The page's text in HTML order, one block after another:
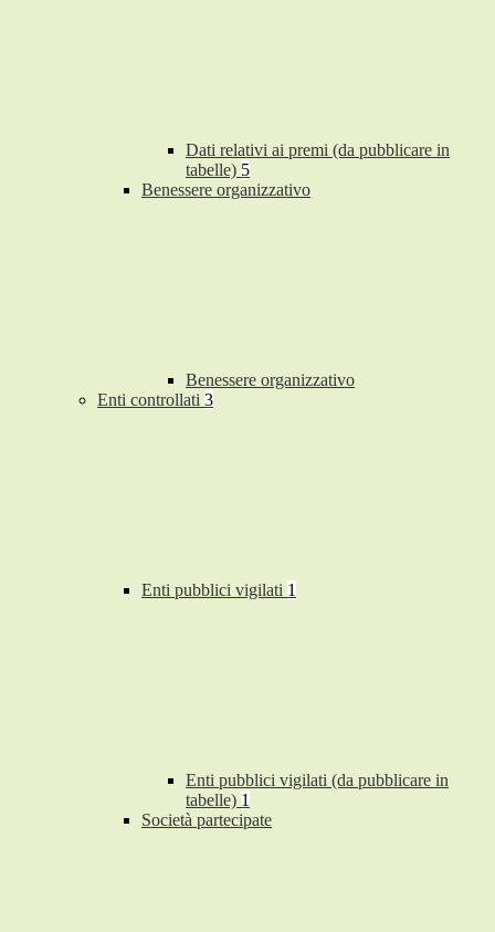
Dati relativi ai premi (da pubblicare in
tabelle) 5
Benessere organizzativo
Benessere organizzativo
Enti controllati 3
Enti pubblici vigilati 1
Enti pubblici vigilati (da pubblicare in
tabelle) 1
Società partecipate